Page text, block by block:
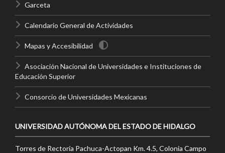
Garceta
Calendario General de Actividades
Mapas y Accesibilidad
Asociación Nacional de Universidades e Instituciones de
Educación Superior
Consorcio de Universidades Mexicanas
UNIVERSIDAD AUTÓNOMA DEL ESTADO DE HIDALGO
Torres de Rectoría Pachuca-Actopan Km. 4.5, Colonia Campo